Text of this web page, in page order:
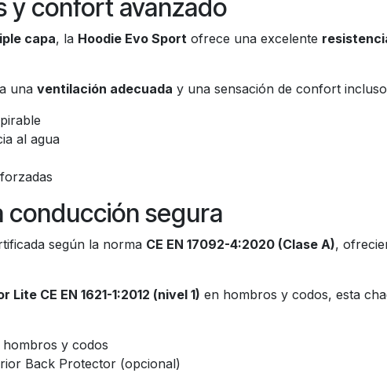
y confort avanzado
capa, la Hoodie Evo Sport ofrece una excelente
una ventilación adecuada y una sensación de confort
al agua
conducción segura
según la norma CE EN 17092-4:2020 (Clase A),
CE EN 1621-1:2012 (nivel 1) en hombros y codos, esta
y codos
Back Protector (opcional)